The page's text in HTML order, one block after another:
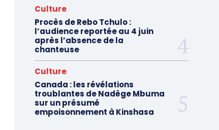
Culture
Procès de Rebo Tchulo :
l’audience reportée au 4 juin
après l’absence de la
chanteuse
Culture
Canada : les révélations
troublantes de Nadège Mbuma
sur un présumé
empoisonnement à Kinshasa